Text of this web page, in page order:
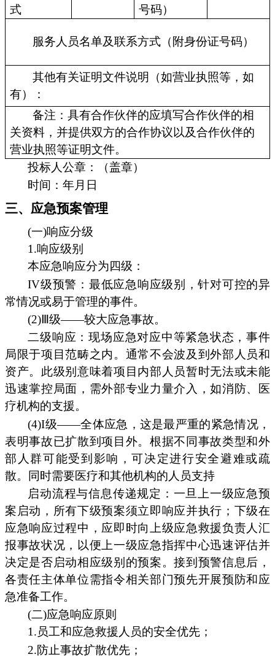
式
号码）
服务人员名单及联系方式（附身份证号码）
其他有关证明文件说明（如营业执照等，如
有）：
备注：具有合作伙伴的应填写合作伙伴的相
关资料，并提供双方的合作协议以及合作伙伴的
营业执照等证明文件。
投标人公章：（盖章）
时间：年月日
三、应急预案管理
(一)响应分级
1.响应级别
本应急响应分为四级：
IV级预警：最低应急响应级别，针对可控的异
常情况或易于管理的事件。
(2)Ⅲ级——较大应急事故。
二级响应：现场应急对应中等紧急状态，事件
局限于项目范畴之内。通常不会波及到外部人员和
资产。此级别意味着项目内部人员暂时无法或未能
迅速掌控局面，需外部专业力量介入，如消防、医
疗机构的支援。
(4)I级——全体应急，这是最严重的紧急情况，
表明事故已扩散到项目外。根据不同事故类型和外
部人群可能受到影响，可决定进行安全避难或疏
散。同时需要医疗和其他机构的人员支持
启动流程与信息传递规定：一旦上一级应急预
案启动，所有下级预案须立即响应并执行；下级在
应急响应过程中，应即时向上级应急救援负责人汇
报事故状况，以便上一级应急指挥中心迅速评估并
决定是否启动相应级别的预案。接到预警信息后，
各责任主体单位需指令相关部门预先开展预防和应
急准备工作。
(二)应急响应原则
1.员工和应急救援人员的安全优先；
2.防止事故扩散优先；